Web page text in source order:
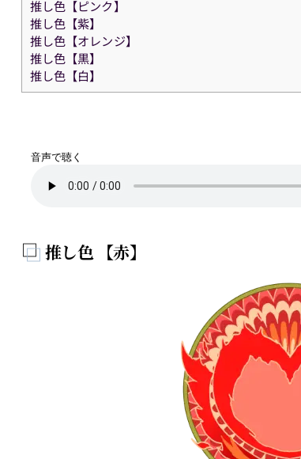
推し色【ピンク】
推し色【紫】
推し色【オレンジ】
推し色【黒】
推し色【白】
音声で聴く
推し色 【赤】